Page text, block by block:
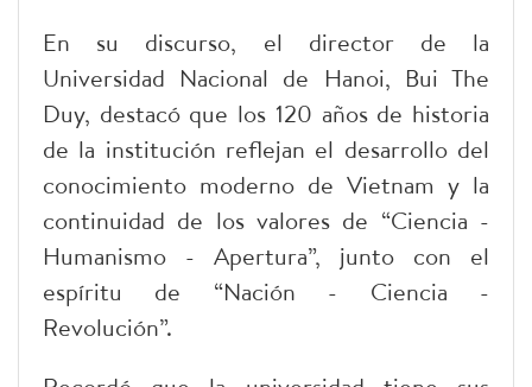
En su discurso, el director de la
Universidad Nacional de Hanoi, Bui The
Duy, destacó que los 120 años de historia
de la institución reflejan el desarrollo del
conocimiento moderno de Vietnam y la
continuidad de los valores de “Ciencia -
Humanismo - Apertura”, junto con el
espíritu de “Nación - Ciencia -
Revolución”.